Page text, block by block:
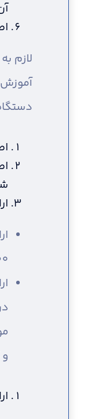
لازم
و